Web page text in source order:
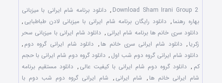
Download Sham Irani Group 2
, دانلود برنامه شام ایرانی با میزبانی
بهاره رهنما , دانلود رایگان برنامه شام ایرانی با میزبانی لادن طباطبایی ,
دانلود سری خانم ها برنامه شام ایرانی , دانلود شام ایرانی با میزبانی سحر
زکریا , دانلود شام ایرانی سری خانم ها , دانلود شام ایرانی گروه دوم ,
دانلود شام ایرانی گروه دوم شب اول , دانلود گروه دوم شام ایرانی با حجم
کم , دانلود گروه دوم شام ایرانی با کیفیت عالی , دانلود مستقیم برنامه
شام ایرانی خانم ها , شام ایرانی , شام ایرانی گروه دوم شب دوم با